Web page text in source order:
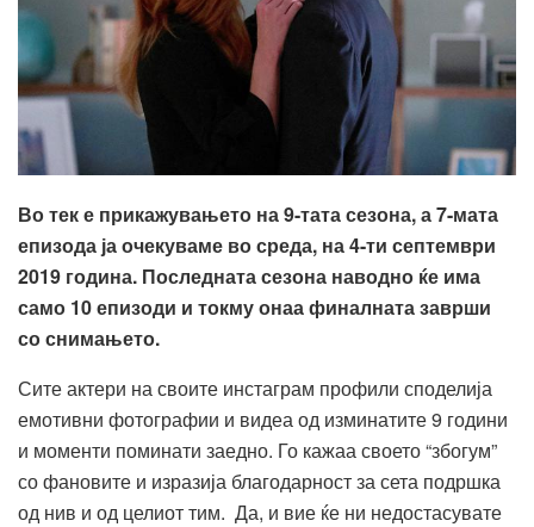
Во тек е прикажувањето на 9-тата сезона, а 7-мата
епизода ја очекуваме во среда, на 4-ти септември
2019 година. Последната сезона наводно ќе има
само 10 епизоди и токму онаа финалната заврши
со снимањето.
Сите актери на своите инстаграм профили споделија
емотивни фотографии и видеа од изминатите 9 години
и моменти поминати заедно. Го кажаа своето “збогум”
со фановите и изразија благодарност за сета подршка
од нив и од целиот тим. Да, и вие ќе ни недостасувате